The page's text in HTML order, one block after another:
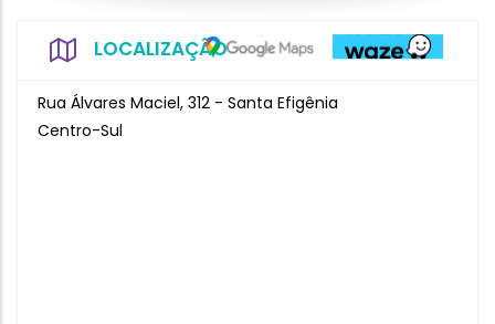
LOCALIZAÇÃO
Rua Álvares Maciel, 312 - Santa Efigênia
Centro-Sul